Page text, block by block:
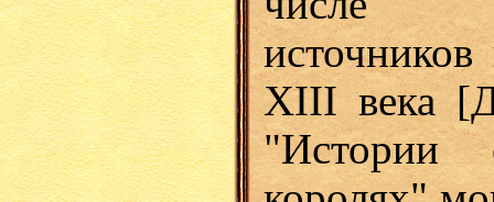
XIII века
"Истории